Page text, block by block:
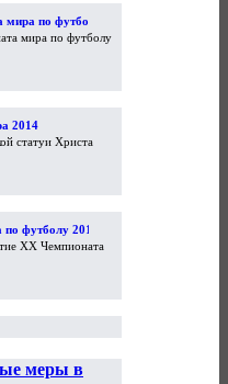
по футболу
мира по футболу
2014
статуи Христа
футболу 2014
XX Чемпионата
меры в